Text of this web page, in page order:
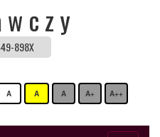
898X
A A A A+ A++